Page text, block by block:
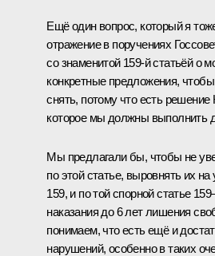
Ещё один вопрос, который я
отражение в поручениях
со знаменитой 159-й статьёй о
конкретные предложения,
снять, потому что есть решение
которое мы должны выполнить
Мы предлагали бы, чтобы не
по этой статье, выровнять их
159, и по той спорной статье
наказания до 6 лет лишения
понимаем, что есть ещё и
нарушений, особенно в таких